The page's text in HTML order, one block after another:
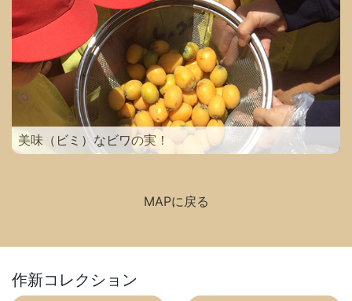
美味（ビミ）なビワの実！
MAPに戻る
作新コレクション